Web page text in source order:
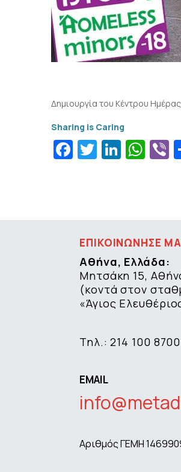
Δημιουργία του Κέντρου
Facebook
Twitter
ΕΠΙΚΟΙΝΩΝΗΣΕ
Αθήνα, Ελλάδα:
Μητσάκη 15,
(κοντά στον
«Άγιος
Τηλ.: 214 100 8700
EMAIL
Αριθμός ΓΕΜΗ